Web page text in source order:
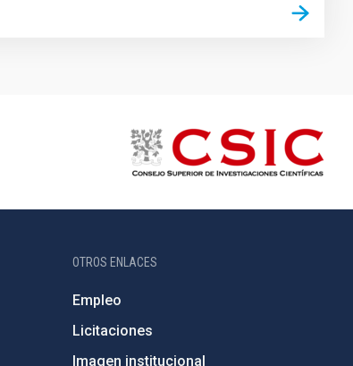
OTROS ENLACES
Empleo
Licitaciones
Imagen institucional